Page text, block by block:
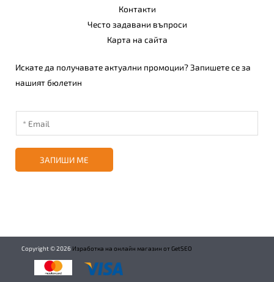
Контакти
Често задавани въпроси
Карта на сайта
Искате да получавате актуални промоции? Запишете се за
нашият бюлетин
ЗАПИШИ МЕ
Copyright ©2026 Изработка на онлайн магазин от GetSEO